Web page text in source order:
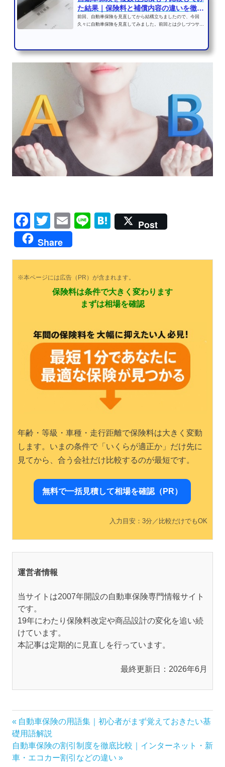
た結果｜保険料と補償内容の違いを徹底
検証
前回、自動車保険を見直してから結構立ちましたので、今回
久々に自動車保険を見直してみました。前回とは少しづつサー
Facebook
Twitter
Email
LineHatena
Post
Share
※本ページには広告（PR）が含まれます。
保険料は条件で大きく変わります
まずは相場を確認
年齢・等級・車種・走行距離で保険料は大きく変動
します。いまの条件で「いくらが適正か」だけ先に
見てから、合う会社だけ比較するのが最短です。
無料で一括見積して相場を確認（PR）
入力目安：3分／比較だけでもOK
運営者情報
当サイトは2007年開設の自動車保険専門情報サイト
です。
19年にわたり保険料改定や商品設計の変化を追い続
けています。
本記事は定期的に見直しを行っています。
最終更新日：2026年6月
投
稿
ナ
ビ
前
の
記
事:
自動車保険の用語集｜初心者がまず覚えておきたい基
礎用語解説
次
の
自動車保険の割引制度を徹底比較｜インターネット・新
車・エコカー割引などの違い